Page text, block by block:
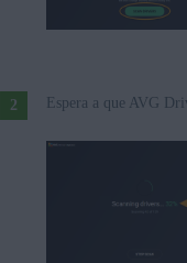
Espera a que AVG